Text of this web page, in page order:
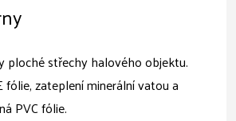
ploché střechy halového objektu.
fólie, zateplení minerální vatou a
PVC fólie.